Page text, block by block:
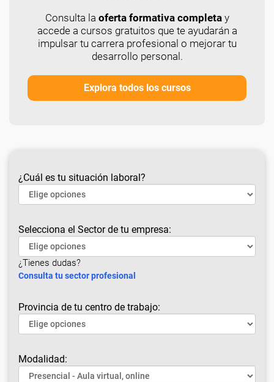
Consulta la oferta formativa completay
accede a cursos gratuitos que te ayudarán a
impulsar tu carrera profesional o mejorar tu
desarrollo personal.
Explora todos los cursos
¿Cuál es tu situación laboral?
Selecciona el Sector de tu empresa:
¿Tienes dudas?
Consulta tu sector profesional
Provincia de tu centro de trabajo:
Modalidad: